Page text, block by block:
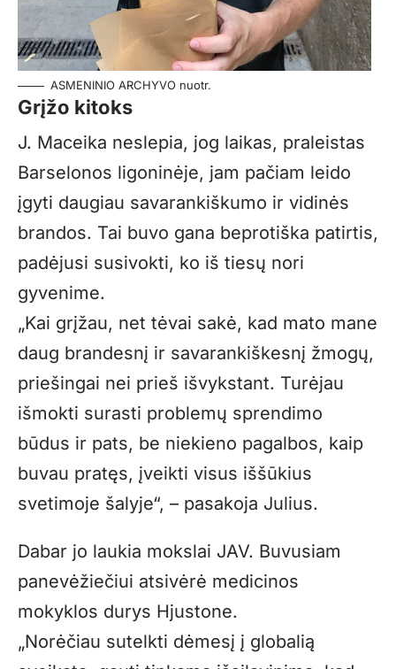
ASMENINIO ARCHYVO nuotr.
Grįžo kitoks
J. Maceika neslepia, jog laikas, praleistas
Barselonos ligoninėje, jam pačiam leido
įgyti daugiau savarankiškumo ir vidinės
brandos. Tai buvo gana beprotiška patirtis,
padėjusi susivokti, ko iš tiesų nori
gyvenime.
„Kai grįžau, net tėvai sakė, kad mato mane
daug brandesnį ir savarankiškesnį žmogų,
priešingai nei prieš išvykstant. Turėjau
išmokti surasti problemų sprendimo
būdus ir pats, be niekieno pagalbos, kaip
buvau pratęs, įveikti visus iššūkius
svetimoje šalyje“, – pasakoja Julius.
Dabar jo laukia mokslai JAV. Buvusiam
panevėžiečiui atsivėrė medicinos
mokyklos durys Hjustone.
„Norėčiau sutelkti dėmesį į globalią